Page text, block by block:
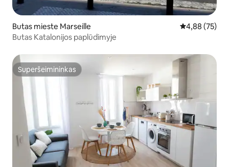
Butas mieste Marseille Vidutinis
4,88 (75)
Butas Katalonijos paplūdimyje
Superšeimininkas
Superšeimininkas